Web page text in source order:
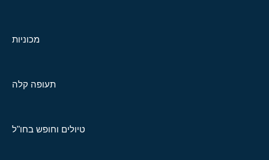
מכוניות
תעופה קלה
טיולים וחופש בחו"ל